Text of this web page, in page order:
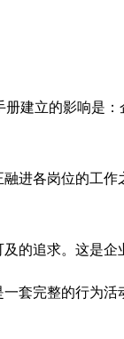
建立的影响是
进各岗位的工
的追求。这是企
套完整的行为